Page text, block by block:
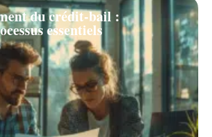
du crédit-bail :
essentiels